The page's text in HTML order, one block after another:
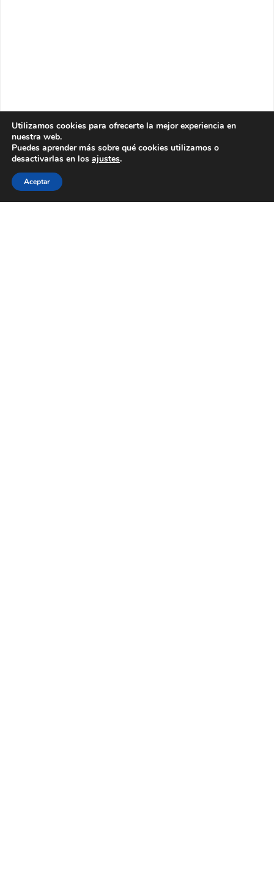
Utilizamos cookies para ofrecerte la mejor experiencia en
nuestra web.
Puedes aprender más sobre qué cookies utilizamos o
desactivarlas en los ajustes.
Aceptar